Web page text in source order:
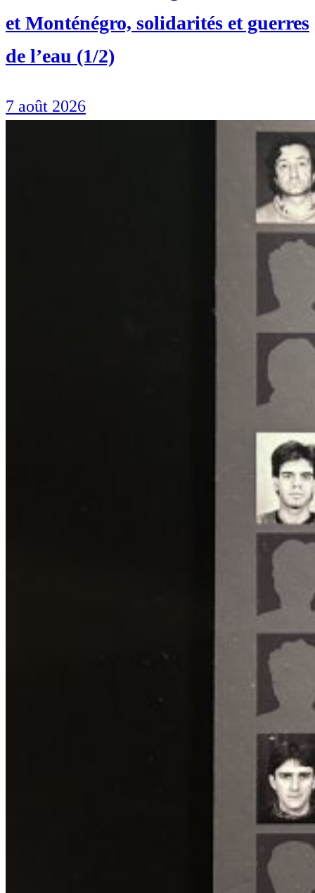
et Monténégro, solidarités et guerres
de l’eau (1/2)
7 août 2026